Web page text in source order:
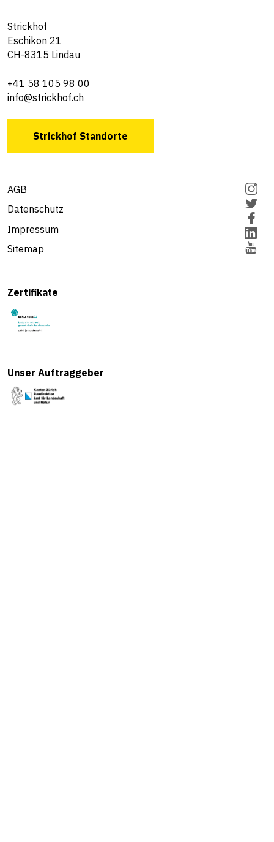
Strickhof
Eschikon 21
CH-8315 Lindau
+41 58 105 98 00
info@strickhof.ch
Strickhof Standorte
AGB
Datenschutz
Impressum
Sitemap
Zertifikate
Unser Auftraggeber